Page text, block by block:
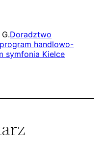
Doradztwo
program handlowo-
symfonia Kielce